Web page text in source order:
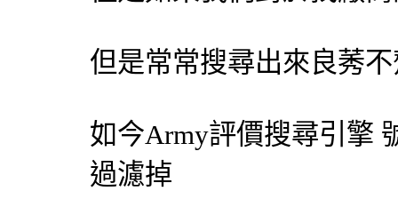
但是常常搜尋出來良莠
如今Army評價搜尋引擎
過濾掉